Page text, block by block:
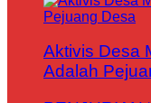
Aktivis Desa
Adalah